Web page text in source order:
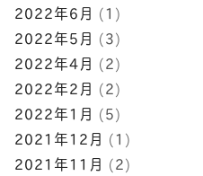
2022年6月 (1)
2022年5月 (3)
2022年4月 (2)
2022年2月 (2)
2022年1月 (5)
2021年12月 (1)
2021年11月 (2)